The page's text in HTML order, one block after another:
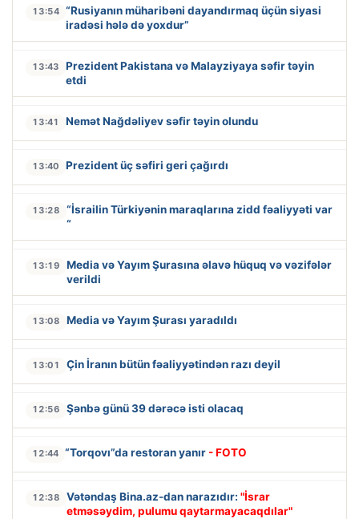
13:54 “Rusiyanın müharibəni dayandırmaq üçün siyasi
iradəsi hələ də yoxdur”
13:43
Prezident Pakistana və Malayziyaya səfir təyin
etdi
13:41 Nemət Nağdəliyev səfir təyin olundu
13:40 Prezident üç səfiri geri çağırdı
13:28
“İsrailin Türkiyənin maraqlarına zidd fəaliyyəti var
“
13:19
Media və Yayım Şurasına əlavə hüquq və vəzifələr
verildi
13:08 Media və Yayım Şurası yaradıldı
13:01 Çin İranın bütün fəaliyyətindən razı deyil
12:56 Şənbə günü 39 dərəcə isti olacaq
12:44 “Torqovı”da restoran yanır - FOTO
12:38 Vətəndaş Bina.az-dan narazıdır: "İsrar
etməsəydim, pulumu qaytarmayacaqdılar"